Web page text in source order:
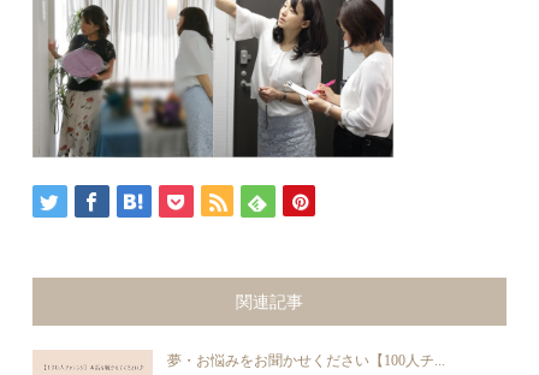
関連記事
夢・お悩みをお聞かせください【100人チ...